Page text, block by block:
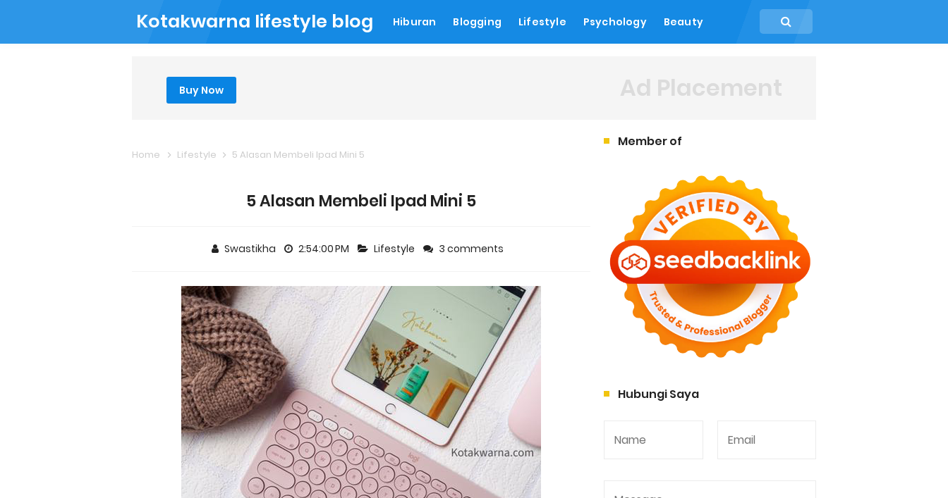
Kotakwarna lifestyle blog Hiburan Blogging Lifestyle Psychology Beauty
Buy Now Ad Placement
Home Lifestyle 5 Alasan Membeli Ipad Mini 5
5 Alasan Membeli Ipad Mini 5
Swastikha 2:54:00 PM Lifestyle 3 comments
Member of
Hubungi Saya